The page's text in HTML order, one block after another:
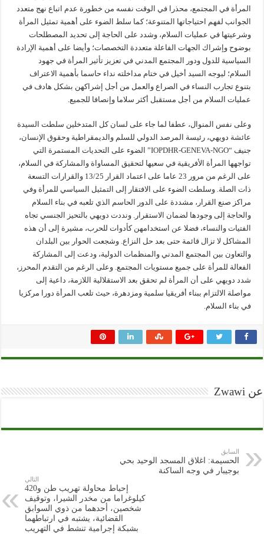
المرأة في المجتمع، محذرا في الوقت نفسه من خطورة عدم اتباع نهج متعدد
الجوانب لفهم احتياجاتها المتنوعة؛ كما سلط الضوء على أهمية تمثيل المرأة
وشرعيتها في عمليات السلام، وشدد على الحاجة إلى تحديد المصطلحات
بوضوح وإشراك الجهات الفاعلة متعددة التخصصات؛ وأيضا على أهمية الإرادة
السياسية للدول ودور المجتمع المدني في تعزيز تأثير المرأة في جهود
السلام؛ ليوجه السيد أخيل في ختام مداخلته نداء حاسما بأهمية الاعتراف
بتنوع تجارب النساء في الصراع والعمل من أجل إشراكهن بشكل هادف في
عمليات السلام من أجل مستقبل أكثر سلاما وإنصافا للجميع.
وعلى نفس المنوال، عطفا لما جاء على لسان كل المتدخلين سلطت السيدة
عائشة دويهي، رئيسة المرصد الدولي للسلم والديمقراطية وحقوق الإنسان،
جنيف “IOPDHR-GENEVA-NGO” الضوء على التحديات المستمرة التي
تواجهها المرأة الأفريقية في سعيها لتحقيق المساواة والمشاركة في السلام،
على الرغم من مرور 23 عاما على اعتماد القرار 13/25 والقرارات التسعة
ذات الصلة. وسلطت الضوء على الافتقار إلى التمثيل السياسي للمرأة وفي
مراكز صنع القرار، مشددة على الدور الحاسم الذي تلعبه في بناء السلام
والحاجة إلى وجودها لضمان الاستقرار. ونددت دويهي بالتحيز الجنسي تجاه
الفتيات والنساء، فضلا عن استخدامهن كأدوات للحرب، مشيرة إلى أن هذه
المشاكل لا تزال قائمة حتى بعد حل النزاع. وشجعت الحوار بين البلدان
والتعاون بين المجتمع المدني والمنظمات الدولية، ودعت إلى المشاركة
الفعالة للمرأة على جميع مستويات المجتمع. وعلى الرغم من التقدم المحرز،
شدد دويهي على أن المرأة لم تحقق بعد الاستقلالية اللازمة، داعية إلى
مواصلة الالتزام ببناء أفريقيا سلمية ومزدهرة، حيث تلعب المرأة دورا مركزيا
في بناء السلام.
عن Zwawi
السابق
الحسيمة: اغلاق المسجد الوحيد بحي
بوجيبار في وجه الساكنة
التالي
إحباط محاولة تهريب طن و420
كيلوغراما من مخدر الشيرا، وتوقيف
شخصين، أحدهما من ذوي السوابق
القضائية، يشتبه في ارتباطهما
بشبكة إجرامية تنشط في التهريب